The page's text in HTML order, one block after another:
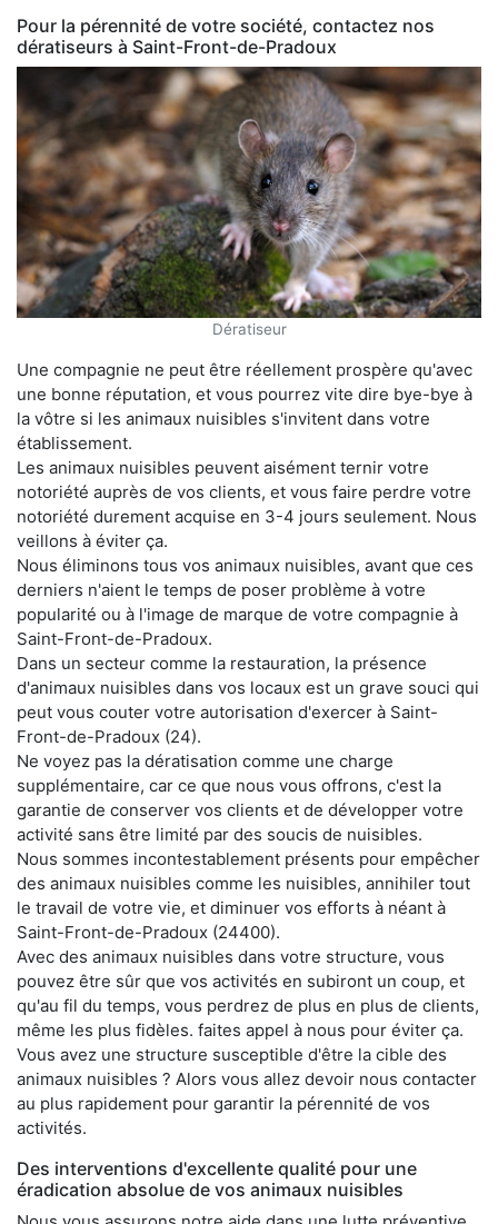
Pour la pérennité de votre société, contactez nos
dératiseurs à Saint-Front-de-Pradoux
Dératiseur
Une compagnie ne peut être réellement prospère qu'avec
une bonne réputation, et vous pourrez vite dire bye-bye à
la vôtre si les animaux nuisibles s'invitent dans votre
établissement.
Les animaux nuisibles peuvent aisément ternir votre
notoriété auprès de vos clients, et vous faire perdre votre
notoriété durement acquise en 3-4 jours seulement. Nous
veillons à éviter ça.
Nous éliminons tous vos animaux nuisibles, avant que ces
derniers n'aient le temps de poser problème à votre
popularité ou à l'image de marque de votre compagnie à
Saint-Front-de-Pradoux.
Dans un secteur comme la restauration, la présence
d'animaux nuisibles dans vos locaux est un grave souci qui
peut vous couter votre autorisation d'exercer à Saint-
Front-de-Pradoux (24).
Ne voyez pas la dératisation comme une charge
supplémentaire, car ce que nous vous offrons, c'est la
garantie de conserver vos clients et de développer votre
activité sans être limité par des soucis de nuisibles.
Nous sommes incontestablement présents pour empêcher
des animaux nuisibles comme les nuisibles, annihiler tout
le travail de votre vie, et diminuer vos efforts à néant à
Saint-Front-de-Pradoux (24400).
Avec des animaux nuisibles dans votre structure, vous
pouvez être sûr que vos activités en subiront un coup, et
qu'au fil du temps, vous perdrez de plus en plus de clients,
même les plus fidèles. faites appel à nous pour éviter ça.
Vous avez une structure susceptible d'être la cible des
animaux nuisibles ? Alors vous allez devoir nous contacter
au plus rapidement pour garantir la pérennité de vos
activités.
Des interventions d'excellente qualité pour une
éradication absolue de vos animaux nuisibles